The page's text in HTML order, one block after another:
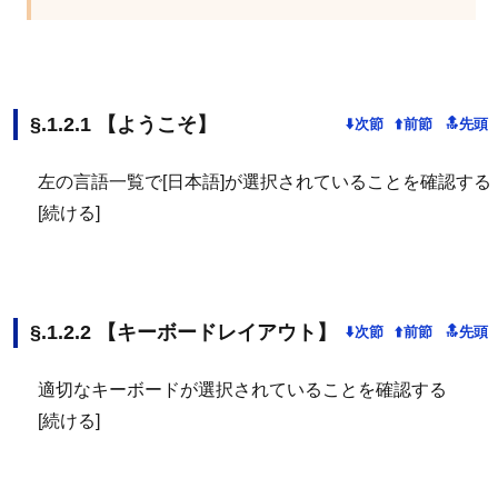
【ようこそ】
左の言語一覧で[日本語]が選択されていることを確認する
[続ける]
【キーボードレイアウト】
適切なキーボードが選択されていることを確認する
[続ける]